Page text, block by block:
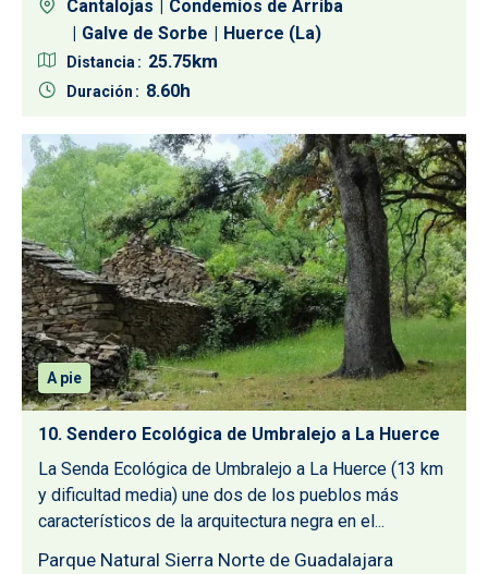
Cantalojas
Condemios de Arriba
Galve de Sorbe
Huerce (La)
Distancia 25.75
Duración 8.60
A pie
10. Sendero Ecológica de Umbralejo a La Huerce
La Senda Ecológica de Umbralejo a La Huerce (13 km
y dificultad media) une dos de los pueblos más
característicos de la arquitectura negra en el...
Parque Natural Sierra Norte de Guadalajara